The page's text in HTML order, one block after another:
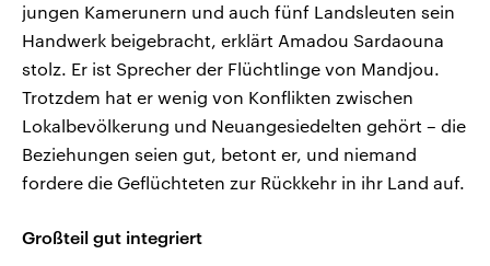
jungen Kamerunern und auch fünf Landsleuten sein
Handwerk beigebracht, erklärt Amadou Sardaouna
stolz. Er ist Sprecher der Flüchtlinge von Mandjou.
Trotzdem hat er wenig von Konflikten zwischen
Lokalbevölkerung und Neuangesiedelten gehört – die
Beziehungen seien gut, betont er, und niemand
fordere die Geflüchteten zur Rückkehr in ihr Land auf.
Großteil gut integriert